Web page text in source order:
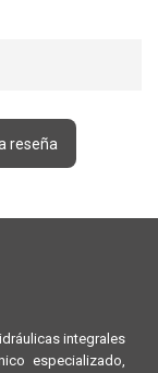
reseña
integrales
especializado,